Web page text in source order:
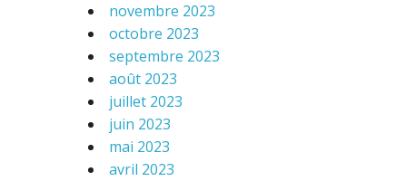
novembre 2023
octobre 2023
septembre 2023
août 2023
juillet 2023
juin 2023
mai 2023
avril 2023